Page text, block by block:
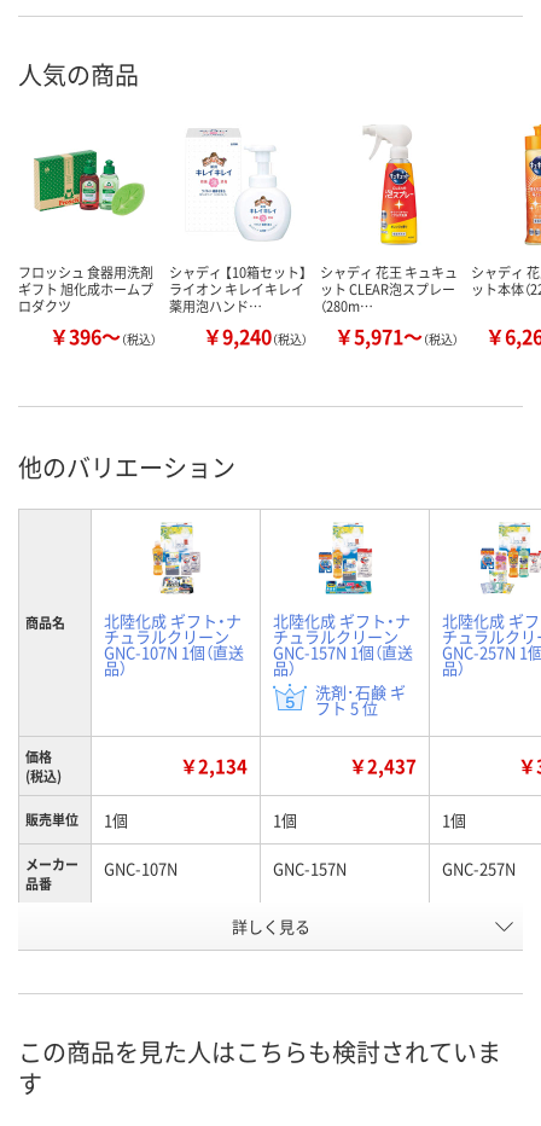
人気の商品
フロッシュ 食器用洗剤
ギフト 旭化成ホームプ
ロダクツ
￥396～（税込）
シャディ 【10箱セット】
ライオン キレイキレイ
薬用泡ハンド…
￥9,240（税込）
シャディ 花王 キュキュ
ット CLEAR泡スプレー
（280m…
￥5,971～（税込）
シャディ
ット本体（
￥
他のバリエーション
商品名 北陸化成 ギフト・ナ
チュラルクリーン
GNC-107N 1個（直送
品）
北陸化成 ギフト・ナ
チュラルクリーン
GNC-157N 1個（直送
品）
洗剤･石鹸 ギ
フト 5 位
北陸化成 ギフ
チュラルクリ
GNC-257N 1
品）
価格
(税込)
￥2,134 ￥2,437
販売単位 1個 1個 1個
メーカー
品番
GNC-107N GNC-157N GNC-257N
RX53021 RX53024
8月25日（火）まで
詳しく見る
この商品を見た人はこちらも検討されていま
す